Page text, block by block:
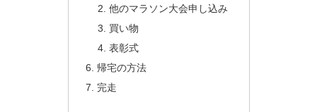
他のマラソン大会申し込み
買い物
表彰式
帰宅の方法
完走